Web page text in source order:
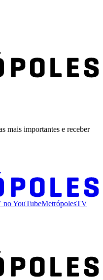
mais importantes e receber
noYouTubeMetrópolesTV